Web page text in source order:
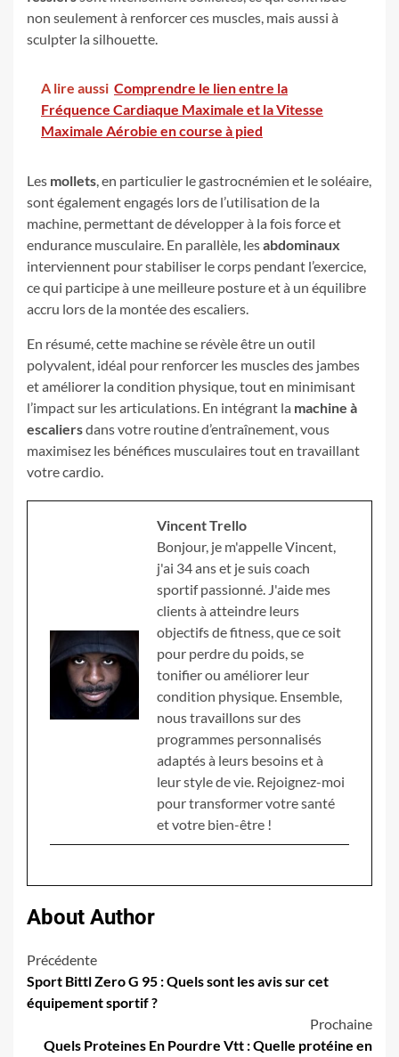
non seulement à renforcer ces muscles, mais aussi à
sculpter la silhouette.
A lire aussi Comprendre le lien entre la
Fréquence Cardiaque Maximale et la Vitesse
Maximale Aérobie en course à pied
Les mollets, en particulier le gastrocnémien et le soléaire,
sont également engagés lors de l’utilisation de la
machine, permettant de développer à la fois force et
endurance musculaire. En parallèle, lesabdominaux
interviennent pour stabiliser le corps pendant l’exercice,
ce qui participe à une meilleure posture et à un équilibre
accru lors de la montée des escaliers.
En résumé, cette machine se révèle être un outil
polyvalent, idéal pour renforcer les muscles des jambes
et améliorer la condition physique, tout en minimisant
l’impact sur les articulations. En intégrant la machine à
escaliersdans votre routine d’entraînement, vous
maximisez les bénéfices musculaires tout en travaillant
votre cardio.
Vincent Trello
Bonjour, je m'appelle Vincent,
j'ai 34 ans et je suis coach
sportif passionné. J'aide mes
clients à atteindre leurs
objectifs de fitness, que ce soit
pour perdre du poids, se
tonifier ou améliorer leur
condition physique. Ensemble,
nous travaillons sur des
programmes personnalisés
adaptés à leurs besoins et à
leur style de vie. Rejoignez-moi
pour transformer votre santé
et votre bien-être !
About Author
Navigation
d’article
Précédente
Sport Bittl Zero G 95 : Quels sont les avis sur cet
équipement sportif ?
Prochaine
Quels Proteines En Pourdre Vtt : Quelle protéine en